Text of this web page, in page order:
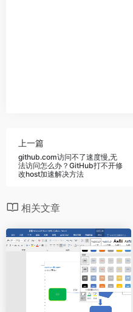
上一篇
github.com访问不了速度慢,无
法访问怎么办？GitHub打不开修
改host加速解决方法
相关文章